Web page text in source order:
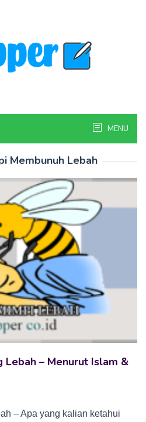
MENU
Membunuh Lebah
Lebah – Menurut Islam &
– Apa yang kalian ketahui